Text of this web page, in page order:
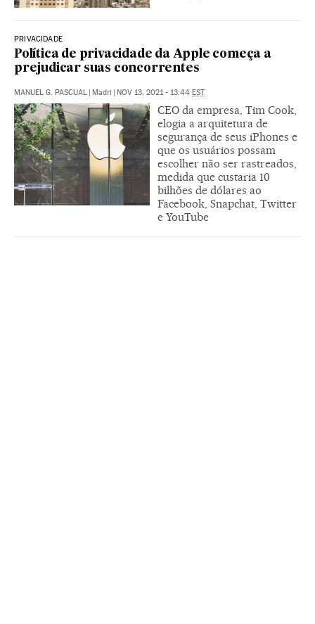
PRIVACIDADE
Política de privacidade da Apple começa a
prejudicar suas concorrentes
MANUEL G. PASCUAL | Madri | NOV 13, 2021 - 13:44 EST
CEO da empresa, Tim Cook,
elogia a arquitetura de
segurança de seus iPhones e
que os usuários possam
escolher não ser rastreados,
medida que custaria 10
bilhões de dólares ao
Facebook, Snapchat, Twitter
e YouTube